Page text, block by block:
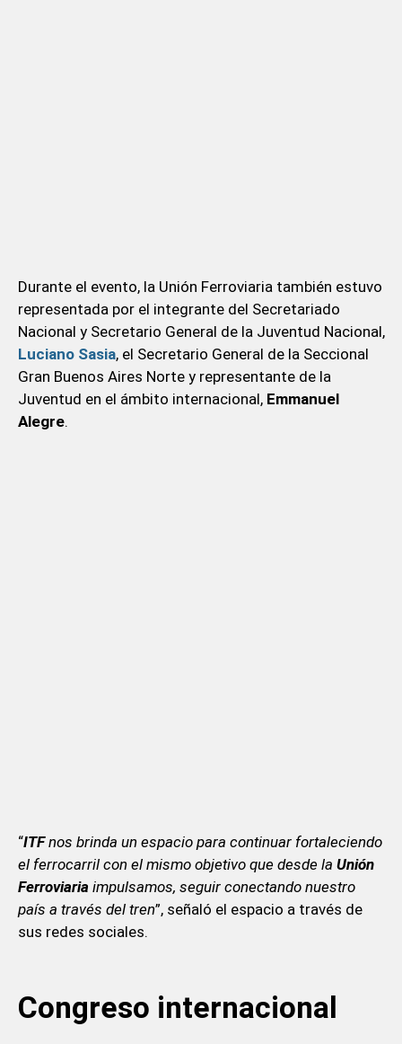
Durante el evento, la Unión Ferroviaria también estuvo
representada por el integrante del Secretariado
Nacional y Secretario General de la Juventud Nacional,
Luciano Sasia, el Secretario General de la Seccional
Gran Buenos Aires Norte y representante de la
Juventud en el ámbito internacional,Emmanuel
Alegre.
“ITFnos brinda un espacio para continuar fortaleciendo
el ferrocarril con el mismo objetivo que desde la Unión
Ferroviaria impulsamos, seguir conectando nuestro
país a través del tren”, señaló el espacio a través de
sus redes sociales.
Congreso internacional